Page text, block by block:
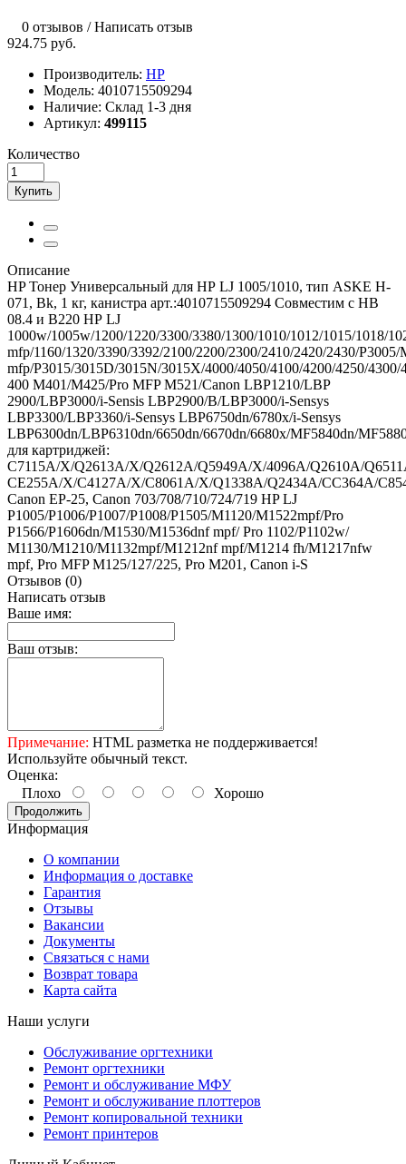
0 отзывов /Написать отзыв
924.75 руб.
Производитель: HP
Модель: 4010715509294
Наличие: Склад 1-3 дня
Артикул: 499115
Количество
Купить
Описание
HP Тонер Универсальный для НР LJ 1005/1010, тип ASKE H-
071, Bk, 1 кг, канистра арт.:4010715509294 Совместим с HB
08.4 и В220 НР LJ
1000w/1005w/1200/1220/3300/3380/1300/1010/1012/1015/1018/
mfp/1160/1320/3390/3392/2100/2200/2300/2410/2420/2430/
mfp/P3015/3015D/3015N/3015X/4000/4050/4100/4200/4250/
400 M401/M425/Pro MFP M521/Canon LBP1210/LBP
2900/LBP3000/i-Sensis LBP2900/B/LBP3000/i-Sensys
LBP3300/LBP3360/i-Sensys LBP6750dn/6780x/i-Sensys
LBP6300dn/LBP6310dn/6650dn/6670dn/6680x/MF5840dn/
для картриджей:
C7115A/X/Q2613A/X/Q2612A/Q5949A/X/4096A/Q2610A/
CE255A/X/C4127A/X/C8061A/X/Q1338A/Q2434A/CC364A/
Canon EP-25, Canon 703/708/710/724/719 HP LJ
P1005/P1006/P1007/P1008/P1505/M1120/M1522mpf/Pro
P1566/P1606dn/M1530/M1536dnf mpf/ Pro 1102/P1102w/
M1130/M1210/M1132mpf/M1212nf mpf/M1214 fh/M1217nfw
mpf, Pro MFP M125/127/225, Pro M201, Canon i-S
Отзывов (0)
Написать отзыв
Ваше имя:
Ваш отзыв:
Примечание: HTML разметка не поддерживается!
Используйте обычный текст.
Оценка:
Плохо
Хорошо
Продолжить
Информация
О компании
Информация о доставке
Гарантия
Отзывы
Вакансии
Документы
Связаться с нами
Возврат товара
Карта сайта
Наши услуги
Обслуживание оргтехники
Ремонт оргтехники
Ремонт и обслуживание МФУ
Ремонт и обслуживание плоттеров
Ремонт копировальной техники
Ремонт принтеров